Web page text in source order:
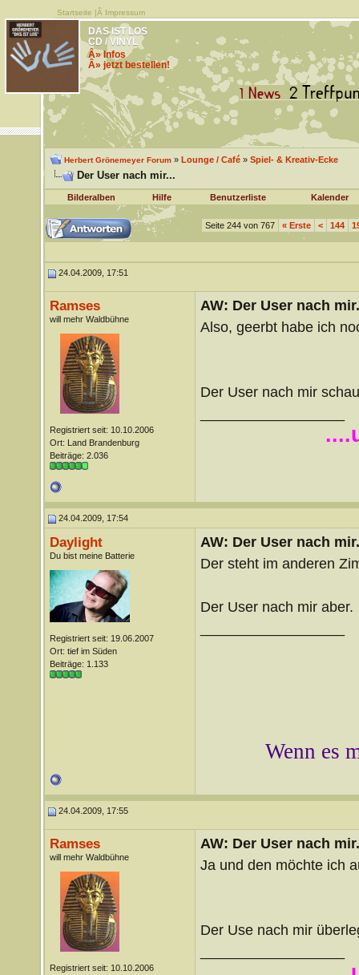
Startseite |Â Impressum
DAS IST LOS
CD / VINYL
Â» Infos
Â» jetzt bestellen!
Herbert Grönemeyer Forum» Lounge / Café» Spiel- & Kreativ-Ecke
Der User nach mir...
Bilderalben Hilfe Benutzerliste Kalender
Seite 244 von 767 «Erste < 144
24.04.2009, 17:51
Ramses
will mehr Waldbühne
Registriert seit: 10.10.2006
Ort: Land Brandenburg
Beiträge: 2.036
AW: Der User nach
Also, geerbt habe ich
Der User nach mir
24.04.2009, 17:54
Daylight
Du bist meine Batterie
Registriert seit: 19.06.2007
Ort: tief im Süden
Beiträge: 1.133
AW: Der User nach
Der steht im anderen
Der User nach mir aber.
Wenn es
24.04.2009, 17:55
Ramses
will mehr Waldbühne
Registriert seit: 10.10.2006
AW: Der User nach
Ja und den möchte ich
Der Use nach mir